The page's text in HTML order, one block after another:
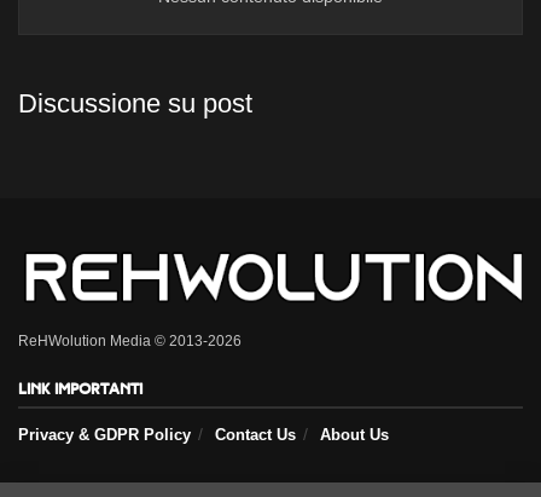
Discussione su post
ReHWolution Media © 2013-2026
Link importanti
Privacy & GDPR Policy Contact Us About Us